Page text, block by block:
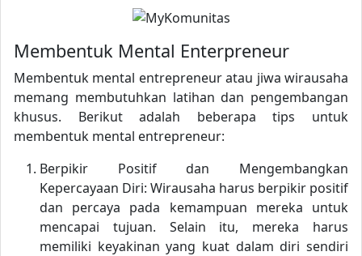
Membentuk Mental Enterpreneur
Membentuk mental entrepreneur atau jiwa wirausaha
memang membutuhkan latihan dan pengembangan
khusus. Berikut adalah beberapa tips untuk
membentuk mental entrepreneur:
Berpikir Positif dan Mengembangkan
Kepercayaan Diri: Wirausaha harus berpikir positif
dan percaya pada kemampuan mereka untuk
mencapai tujuan. Selain itu, mereka harus
memiliki keyakinan yang kuat dalam diri sendiri